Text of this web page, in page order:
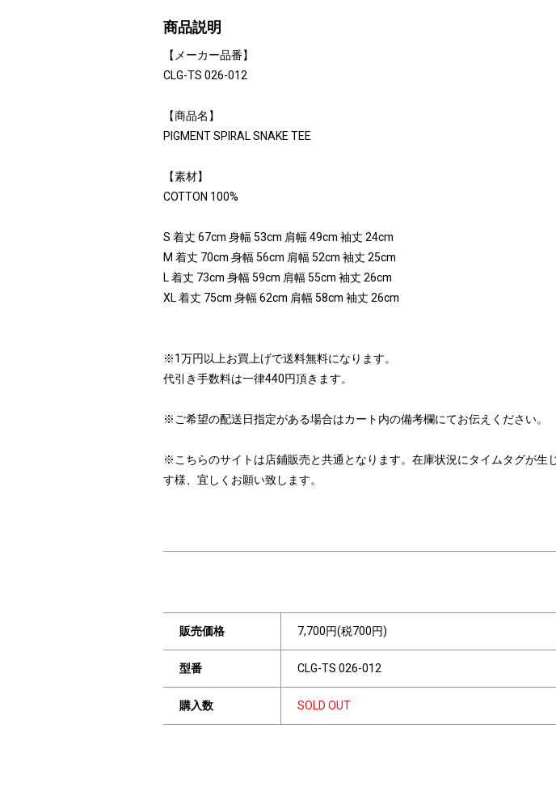
商品説明
【メーカー品番】
CLG-TS 026-012
【商品名】
PIGMENT SPIRAL SNAKE TEE
【素材】
COTTON 100%
S 着丈 67cm 身幅 53cm 肩幅 49cm 袖丈 24cm
M 着丈 70cm 身幅 56cm 肩幅 52cm 袖丈 25cm
L 着丈 73cm 身幅 59cm 肩幅 55cm 袖丈 26cm
XL 着丈 75cm 身幅 62cm 肩幅 58cm 袖丈 26cm
※1万円以上お買上げで送料無料になります。
代引き手数料は一律440円頂きます。
※ご希望の配送日指定がある場合はカート内の備考欄にてお伝えください。
※こちらのサイトは店鋪販売と共通となります。在庫状況にタイムタグが
す様、宜しくお願い致します。
販売価格 7,700円(税700円)
型番 CLG-TS 026-012
購入数 SOLD OUT